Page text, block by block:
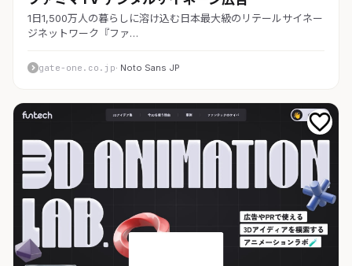
1日1,500万人の暮らしに溶け込む日本最大級のリテールサイネー
ジネットワーク『ファ…
gate-one.co.jp· Noto Sans JP